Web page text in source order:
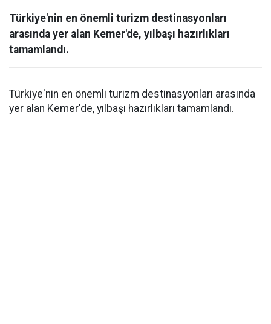
Türkiye'nin en önemli turizm destinasyonları
arasında yer alan Kemer'de, yılbaşı hazırlıkları
tamamlandı.
Türkiye'nin en önemli turizm destinasyonları arasında
yer alan Kemer'de, yılbaşı hazırlıkları tamamlandı.